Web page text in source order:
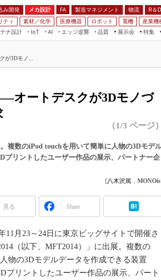
み開発 メカ設計 FA 製造マネジメント 物流 R＆D
ティ 素材／化学 医療機器 ロボット 電機 産業機
ナ設計
IoT
AI
エッジ逆襲 品質
展示会
JIMTOF
IIFES
TECHNO-FRONTIER
人テク展
日本ものづくりワールド
産業オープンネット展
特集
組み込みモデリング
3Dプリンタ
デジタルツインとCAE
S＆OP
インダストリー4.0
FA
が3Dモノ...
オートデスクが3Dモノづ
（1/3 ページ）
複数のiPod touchを用いて簡単に人物の3Dモデ
プリントしたユーザー作品の展示、パートナー企
[八木沢篤 ，
見る Share
月23～24日に東京ビッグサイトで開催さ
（以下、MFT2014）」に出展。複数の
物の3Dモデルデータを作成できる装置
プリントしたユーザー作品の展示、パート